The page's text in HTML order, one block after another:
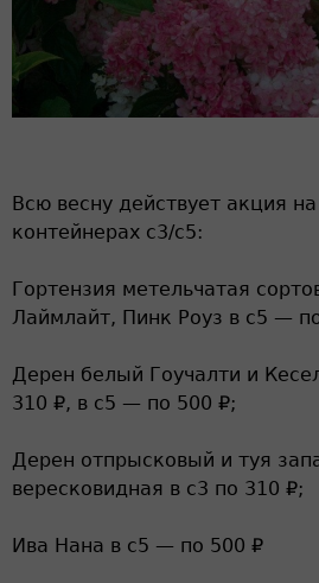
Всю весну действует акция
контейнерах с3/с5:
Гортензия метельчатая
Лаймлайт, Пинк Роуз в с5 —
Дерен белый Гоучалти и
310 ₽, в с5 — по 500 ₽;
Дерен отпрысковый и туя
вересковидная в с3 по 310 ₽;
Ива Нана в с5 — по 500 ₽